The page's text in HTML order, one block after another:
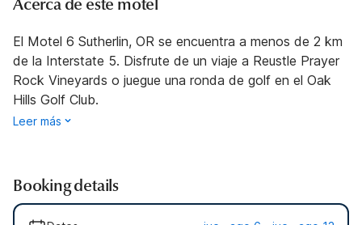
Acerca de este motel
El Motel 6 Sutherlin, OR se encuentra a menos de 2 km
de la Interstate 5. Disfrute de un viaje a Reustle Prayer
Rock Vineyards o juegue una ronda de golf en el Oak
Hills Golf Club.
Leer más
Booking details